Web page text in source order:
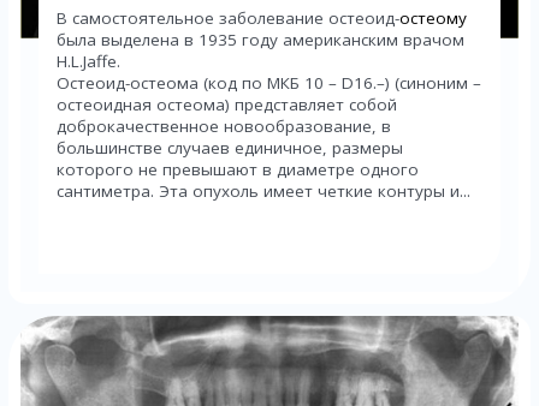
В самостоятельное заболевание остеоид-остеому
была выделена в 1935 году американским врачом
Н.L.Jaffe.
Остеоид-остеома (код по МКБ 10 – D16.–) (синоним –
остеоидная остеома) представляет собой
доброкачественное новообразование, в
большинстве случаев единичное, размеры
которого не превышают в диаметре одного
сантиметра. Эта опухоль имеет четкие контуры и...